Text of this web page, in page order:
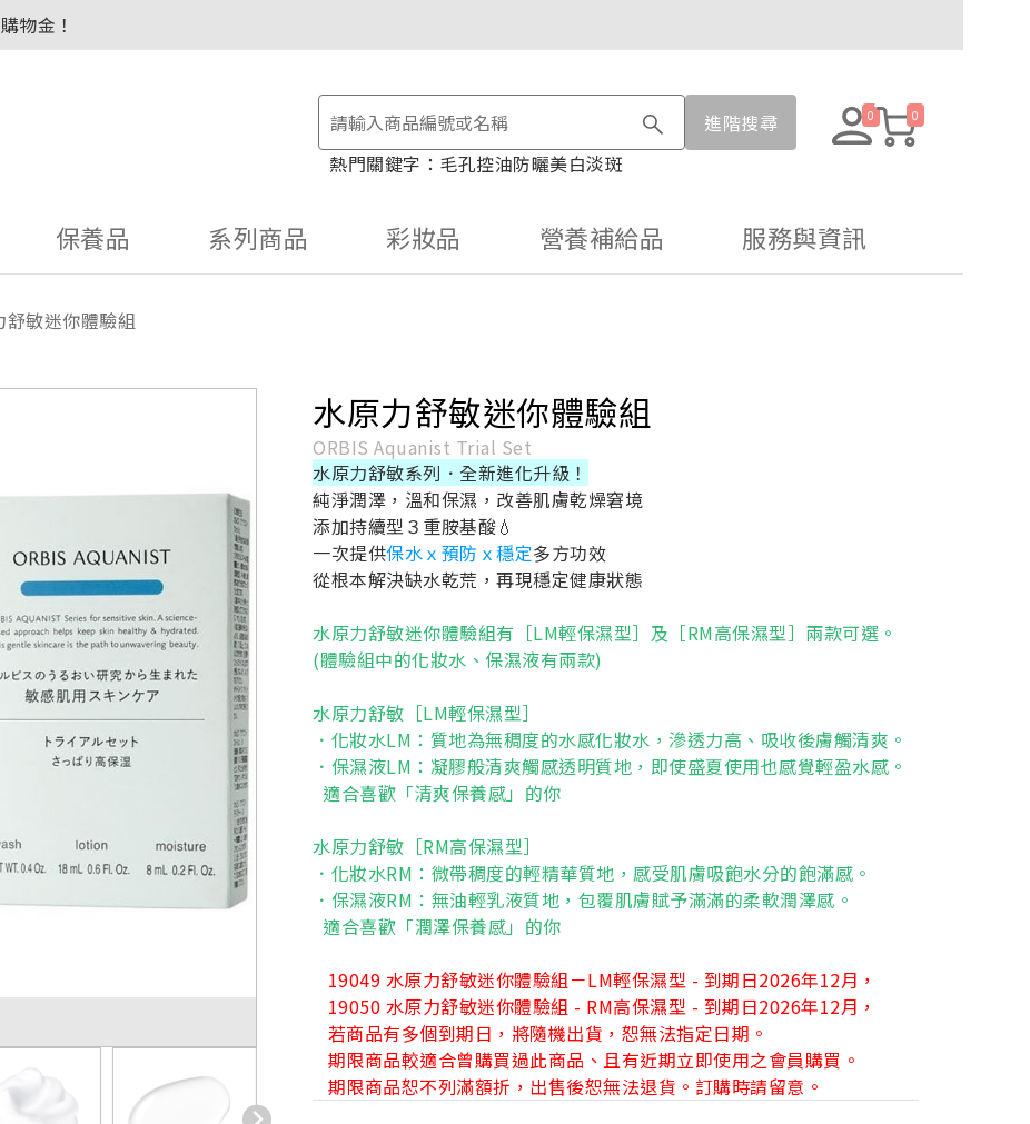
0 0
進階搜尋
毛孔控油防曬美白淡斑
保養品 系列商品 彩妝品 營養補給品 服務與資訊
舒敏迷你體驗組
水原力舒敏迷你體驗組
ORBIS Aquanist Trial Set
水原力舒敏系列．全新進化升級！
純淨潤澤，溫和保濕，改善肌膚乾燥窘境
添加持續型３重胺基酸💧
一次提供保水ｘ預防ｘ穩定多方功效
從根本解決缺水乾荒，再現穩定健康狀態
水原力舒敏迷你體驗組有［LM輕保濕型］及［RM高保濕型］兩款可選。
(體驗組中的化妝水、保濕液有兩款)
水原力舒敏［LM輕保濕型］
．化妝水LM：質地為無稠度的水感化妝水，滲透力高、吸收後膚觸清爽。
．保濕液LM：凝膠般清爽觸感透明質地，即使盛夏使用也感覺輕盈水感。
適合喜歡「清爽保養感」的你
水原力舒敏［RM高保濕型］
．化妝水RM：微帶稠度的輕精華質地，感受肌膚吸飽水分的飽滿感。
．保濕液RM：無油輕乳液質地，包覆肌膚賦予滿滿的柔軟潤澤感。
適合喜歡「潤澤保養感」的你
19049 水原力舒敏迷你體驗組－LM輕保濕型 - 到期日2026年12月，
19050 水原力舒敏迷你體驗組 - RM高保濕型 - 到期日2026年12月，
若商品有多個到期日，將隨機出貨，恕無法指定日期。
期限商品較適合曾購買過此商品、且有近期立即使用之會員購買。
期限商品恕不列滿額折，出售後恕無法退貨。訂購時請留意。